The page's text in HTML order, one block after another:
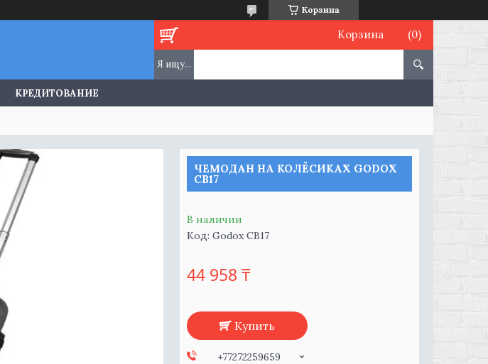
Корзина
Корзина
КРЕДИТОВАНИЕ
ЧЕМОДАН НА КОЛЁСИКАХ GODOX
CB17
В наличии
Код: Godox CB17
44 958 ₸
Купить
+77272259659